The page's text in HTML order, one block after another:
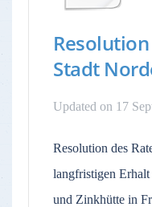
Stadt
Updated on 17
Resolution des
langfristigen
und Zinkhütte in